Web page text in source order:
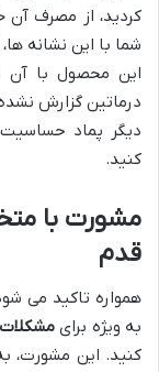
کردید، از مصرف
شما با این نشانه
این محصول با آن
درماتین گزارش
دیگر پماد حساسیت
کنید.
مشورت با
قدم
همواره تاکید می
به ویژه برای
کنید. این مشورت،